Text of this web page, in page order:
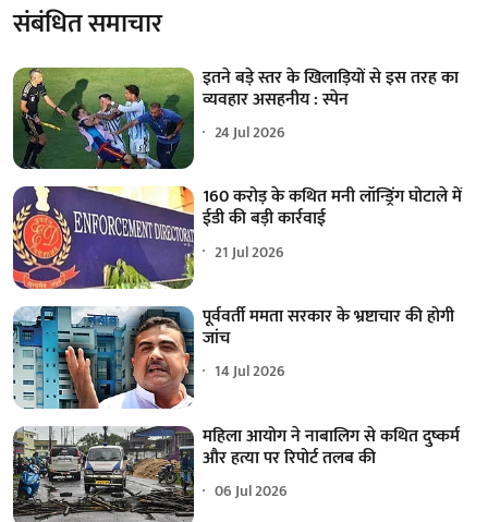
संबंधित समाचार
इतने बड़े स्तर के खिलाड़ियों से इस तरह का
व्यवहार असहनीय : स्पेन
24 Jul 2026
160 करोड़ के कथित मनी लॉन्ड्रिंग घोटाले में
ईडी की बड़ी कार्रवाई
21 Jul 2026
पूर्ववर्ती ममता सरकार के भ्रष्टाचार की होगी
जांच
14 Jul 2026
महिला आयोग ने नाबालिग से कथित दुष्कर्म
और हत्या पर रिपोर्ट तलब की
06 Jul 2026